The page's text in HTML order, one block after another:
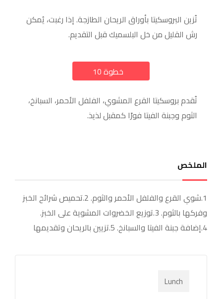
تُزين البروسكيتا بأوراق الريحان الطازجة. إذا رغبت، يُمكن
رش القليل من خل البلسميك قبل التقديم.
خطوة 10
تُقدم بروسكيتا القرع المشوي، الفلفل الأحمر، السبانخ،
الثوم وجبنة الفيتا فورًا كمقبل لذيذ.
الملخص
1.شوي القرع والفلفل الأحمر والثوم. 2.تحميص شرائح الخبز
وفركها بالثوم. 3.توزيع الخضروات المشوية على الخبز.
Lunch